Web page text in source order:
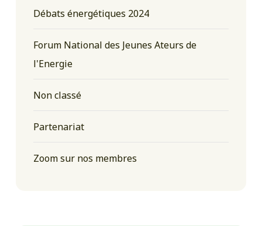
Débats énergétiques 2024
Forum National des Jeunes Ateurs de
l'Energie
Non classé
Partenariat
Zoom sur nos membres